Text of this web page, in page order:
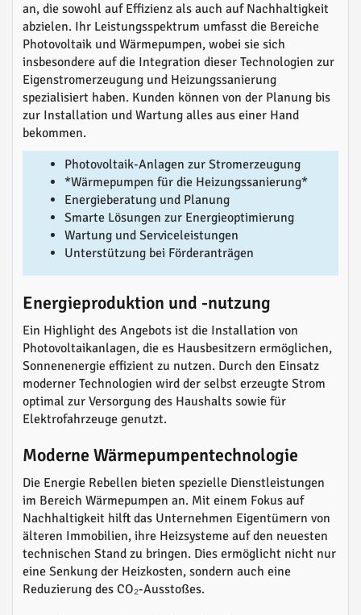
an, die sowohl auf Effizienz als auch auf Nachhaltigkeit
abzielen. Ihr Leistungsspektrum umfasst die Bereiche
Photovoltaik und Wärmepumpen, wobei sie sich
insbesondere auf die Integration dieser Technologien zur
Eigenstromerzeugung und Heizungssanierung
spezialisiert haben. Kunden können von der Planung bis
zur Installation und Wartung alles aus einer Hand
bekommen.
Photovoltaik-Anlagen zur Stromerzeugung
*Wärmepumpen für die Heizungssanierung*
Energieberatung und Planung
Smarte Lösungen zur Energieoptimierung
Wartung und Serviceleistungen
Unterstützung bei Förderanträgen
Energieproduktion und -nutzung
Ein Highlight des Angebots ist die Installation von
Photovoltaikanlagen, die es Hausbesitzern ermöglichen,
Sonnenenergie effizient zu nutzen. Durch den Einsatz
moderner Technologien wird der selbst erzeugte Strom
optimal zur Versorgung des Haushalts sowie für
Elektrofahrzeuge genutzt.
Moderne Wärmepumpentechnologie
Die Energie Rebellen bieten spezielle Dienstleistungen
im Bereich Wärmepumpen an. Mit einem Fokus auf
Nachhaltigkeit hilft das Unternehmen Eigentümern von
älteren Immobilien, ihre Heizsysteme auf den neuesten
technischen Stand zu bringen. Dies ermöglicht nicht nur
eine Senkung der Heizkosten, sondern auch eine
Reduzierung des CO₂-Ausstoßes.